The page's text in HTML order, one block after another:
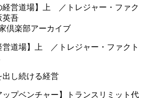
倶楽部アーカイブ
営道場】上 ／トレジャー・ファクト
し続ける経営